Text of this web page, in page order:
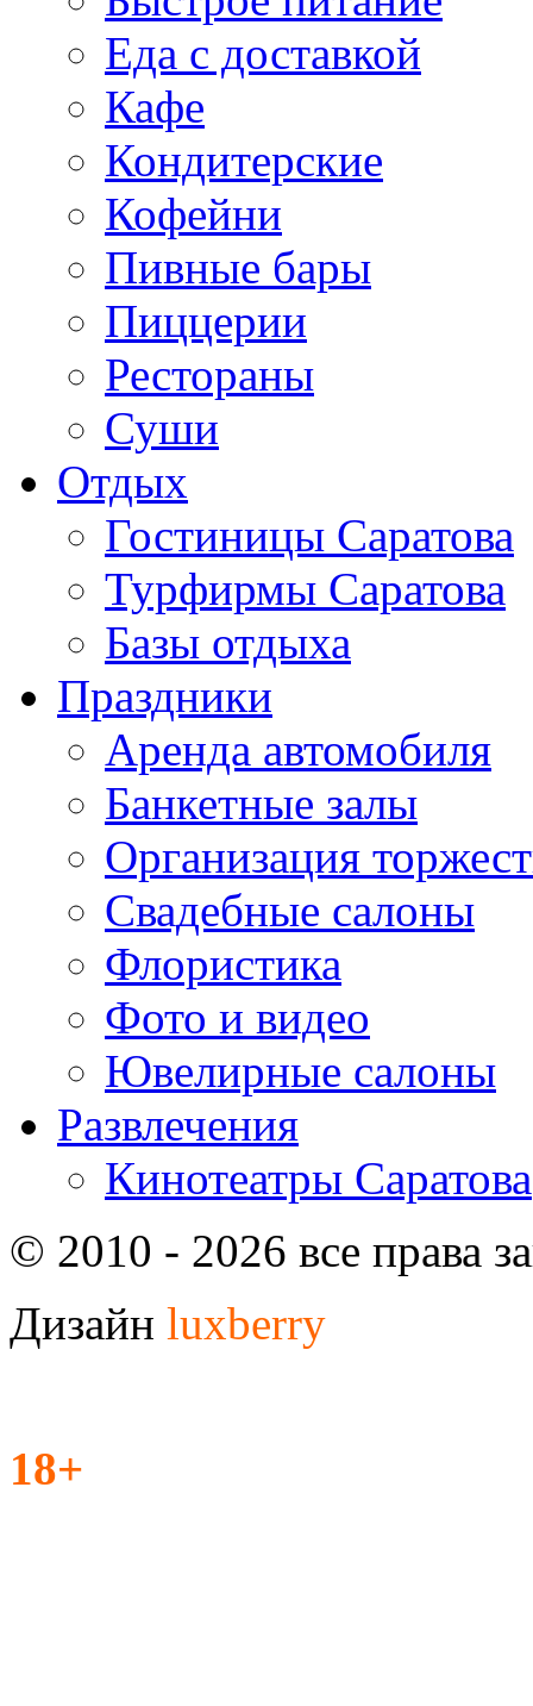
Еда с доставкой
Кафе
Кондитерские
Кофейни
Пивные бары
Пиццерии
Рестораны
Суши
Отдых
Гостиницы Саратова
Турфирмы Саратова
Базы отдыха
Праздники
Аренда автомобиля
Банкетные залы
Организация
Свадебные салоны
Флористика
Фото и видео
Ювелирные салоны
Развлечения
Кинотеатры Саратова
© 2010 - 2026 все права
Дизайн luxberry
18+